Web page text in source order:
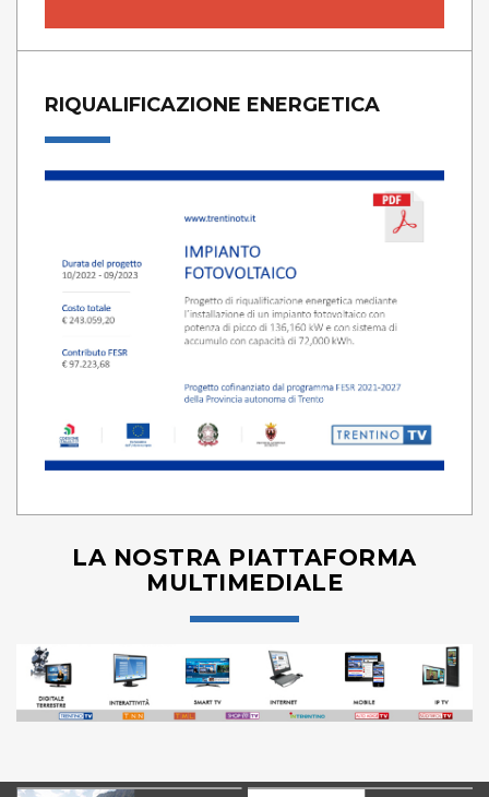
RIQUALIFICAZIONE ENERGETICA
LA NOSTRA PIATTAFORMA
MULTIMEDIALE